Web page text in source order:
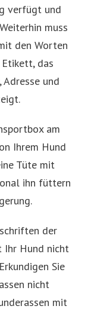
verfügt und
muss
den Worten
Etikett, das
Adresse und
am
Ihrem Hund
Tüte mit
ihn füttern
der
Ihr Hund nicht
Sie
nicht
mit